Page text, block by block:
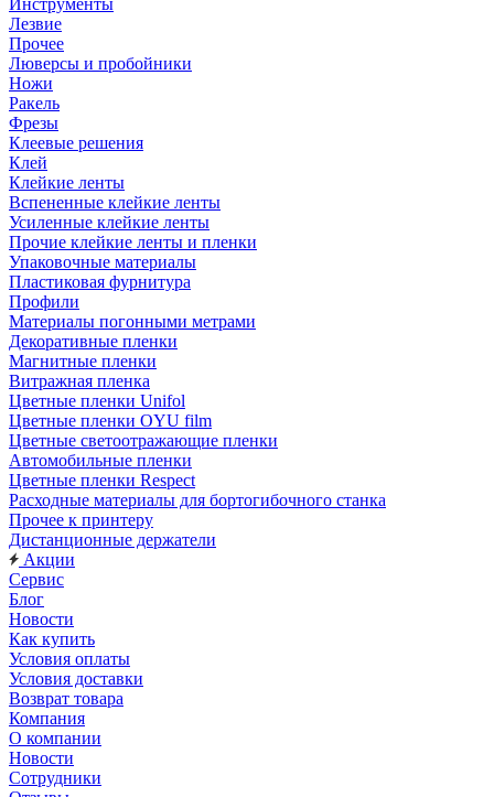
Лезвие
Прочее
Люверсы и пробойники
Ножи
Ракель
Фрезы
Клеевые решения
Клей
Клейкие ленты
Вспененные клейкие ленты
Усиленные клейкие ленты
Прочие клейкие ленты и пленки
Упаковочные материалы
Пластиковая фурнитура
Профили
Материалы погонными метрами
Декоративные пленки
Магнитные пленки
Витражная пленка
Цветные пленки Unifol
Цветные пленки OYU film
Цветные светоотражающие пленки
Автомобильные пленки
Цветные пленки Respect
Расходные материалы для бортогибочного станка
Прочее к принтеру
Дистанционные держатели
Акции
Сервис
Блог
Новости
Как купить
Условия оплаты
Условия доставки
Возврат товара
Компания
О компании
Новости
Сотрудники